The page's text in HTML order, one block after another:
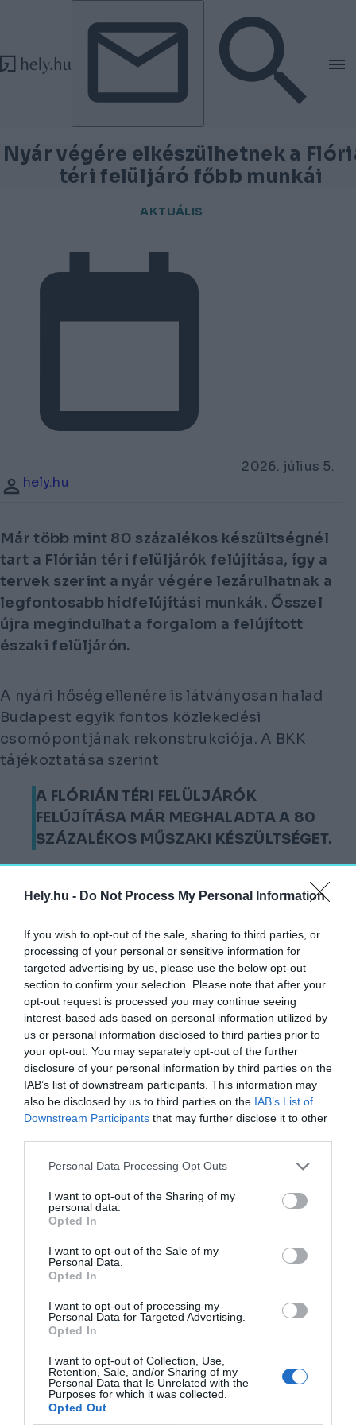
Hely.hu - Do Not Process My Personal Information
If you wish to opt-out of the sale, sharing to third parties, or
processing of your personal or sensitive information for
targeted advertising by us, please use the below opt-out
section to confirm your selection. Please note that after your
opt-out request is processed you may continue seeing
interest-based ads based on personal information utilized by
us or personal information disclosed to third parties prior to
your opt-out. You may separately opt-out of the further
disclosure of your personal information by third parties on the
IAB’s list of downstream participants. This information may
also be disclosed by us to third parties on the IAB’s List of
Downstream Participants that may further disclose it to other
Personal Data Processing Opt Outs
I want to opt-out of the Sharing of my
personal data.
Opted In
I want to opt-out of the Sale of my
Personal Data.
Opted In
I want to opt-out of processing my
Personal Data for Targeted Advertising.
Opted In
I want to opt-out of Collection, Use,
Retention, Sale, and/or Sharing of my
Personal Data that Is Unrelated with the
Purposes for which it was collected.
Opted Out
Tovább a tartalomhoz
Tovább a lábléchez
Nyár végére elkészülhetnek a
téri felüljáró főbb munkái
AKTUÁLIS
2026. július 5.
hely.hu
Már több mint 80 százalékos készültségnél
tart a Flórián téri felüljárók felújítása, így a
tervek szerint a nyár végére lezárulhatnak a
legfontosabb hídfelújítási munkák. Ősszel
újra megindulhat a forgalom a felújított
északi felüljárón.
A nyári hőség ellenére is látványosan halad
Budapest egyik fontos közlekedési
csomópontjának rekonstrukciója. A BKK
tájékoztatása szerint
A FLÓRIÁN TÉRI FELÜLJÁRÓK
FELÚJÍTÁSA MÁR MEGHALADTA A 80
SZÁZALÉKOS MŰSZAKI KÉSZÜLTSÉGET.
generálkivitelezőként, a kivitelezésben a HE-
készítette.
Az elmúlt hetekben több meghatározó
munkafázis is kész lett vagy előrehaladott
állapotba jutott. Már elkészültek az
előregyártott hídszegélyelemek és a monolit
hídszegélyek döntő része, folyamatosan
zajlik a hídfők átépítése, valamint a
korrózióvédelmi bevonatok kialakítása is a
végéhez közeledik.
Az Árpád híd felőli oldalon már az új vasbeton
hídfő újjáépítése a következő hetekben
indulhat. Közben megkezdődött az új acél
hídtartozékok beépítése, és tovább
dolgoznak a vízelvezető rendszer
A szakemberek jelenleg a hídpálya
kivitelezés közben egy előre nem tervezett,
de szükségessé vált műszaki beavatkozást is
el kellett végezni: egy kiegészítő